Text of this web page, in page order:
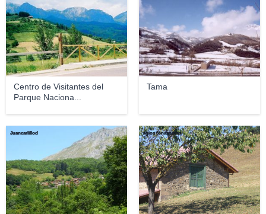
Centro de Visitantes del
Parque Naciona...
Tama
Juancarlillod agios fonasontas